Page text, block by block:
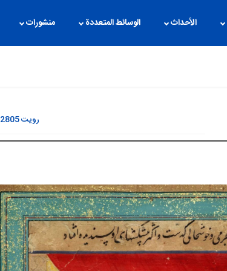
الأحداث الوسائط المتعددة منشورات
رویت2805